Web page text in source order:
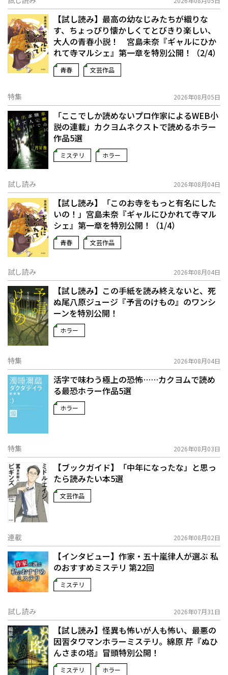
【試し読み】最高の幼なじみたちが織りな
す、ちょっぴり懐かしくてとびきり楽しい、
大人の青春小説！ 宮島未奈『ギャルにひか
れて寺マルシェ』第一章を特別公開！（2/4）
青春 文芸作品
特集 2026年08月05日
「ここでしか読めないプロ作家によるWEB小
説の連載」――カクヨムネクストで読めるホラー
作品5選
ミステリ ホラー
試し読み 2026年08月04日
【試し読み】「このお寺をもっと有名にした
いの！」宮島未奈『ギャルにひかれて寺マル
シェ』第一章を特別公開！（1/4）
青春 文芸作品
試し読み 2026年08月04日
【試し読み】この手紙を読み終えないと、死
ぬ――尾八原ジュージ『予言のけもの』のワンシ
ーンを特別公開！
ホラー
特集 2026年08月04日
活字で味わう極上の恐怖……カクヨムで読め
る最恐ホラー作品5選
ホラー
特集 2026年08月03日
【ブックガイド】「中年になったな」と思っ
たら読みたい本5選
文芸作品
連載 2026年08月02日
【インタビュー】作家・五十嵐律人が選ぶ 私
のおすすめミステリ 第22回
ミステリ
試し読み 2026年07月31日
【試し読み】怪異も怖いが人も怖い、最悪の
因習タワマンホラーミステリ。綿原 芹『ぬひ
んさまの塔』冒頭特別公開！
ミステリ ホラー